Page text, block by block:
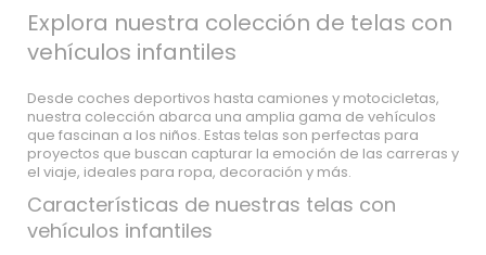
Explora nuestra colección de telas con
vehículos infantiles
Desde coches deportivos hasta camiones y motocicletas,
nuestra colección abarca una amplia gama de vehículos
que fascinan a los niños. Estas telas son perfectas para
proyectos que buscan capturar la emoción de las carreras y
el viaje, ideales para ropa, decoración y más.
Características de nuestras telas con
vehículos infantiles